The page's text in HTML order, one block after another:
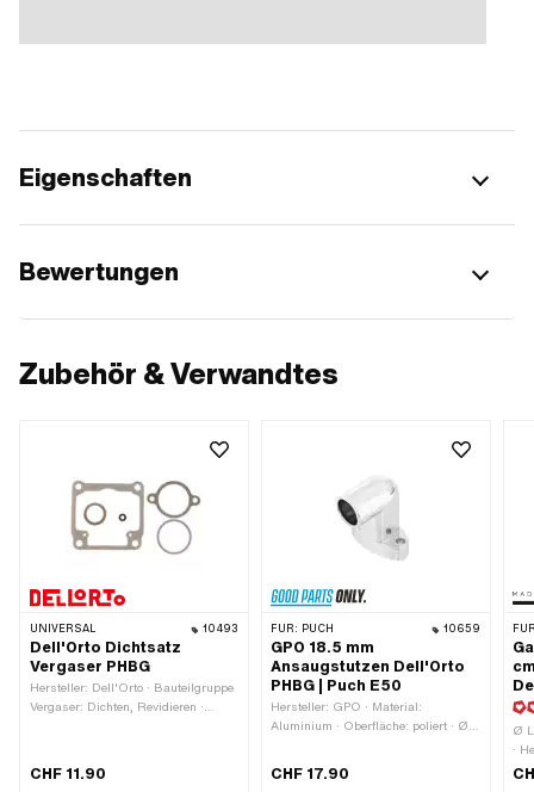
Eigenschaften
Bewertungen
Zubehör & Verwandtes
UNIVERSAL 10493
Dell'Orto Dichtsatz
Vergaser PHBG
Hersteller: Dell'Orto · Bauteilgruppe
Vergaser: Dichten, Revidieren ·
CHF 11.90
FÜR: PUCH 10659
GPO 18.5 mm
Ansaugstutzen Dell'Orto
PHBG | Puch E50
Hersteller: GPO · Material:
Aluminium · Oberfläche: poliert · Ø
Lochabstand Einlass: 38 mm · Höhe
CHF 17.90
Ø
·